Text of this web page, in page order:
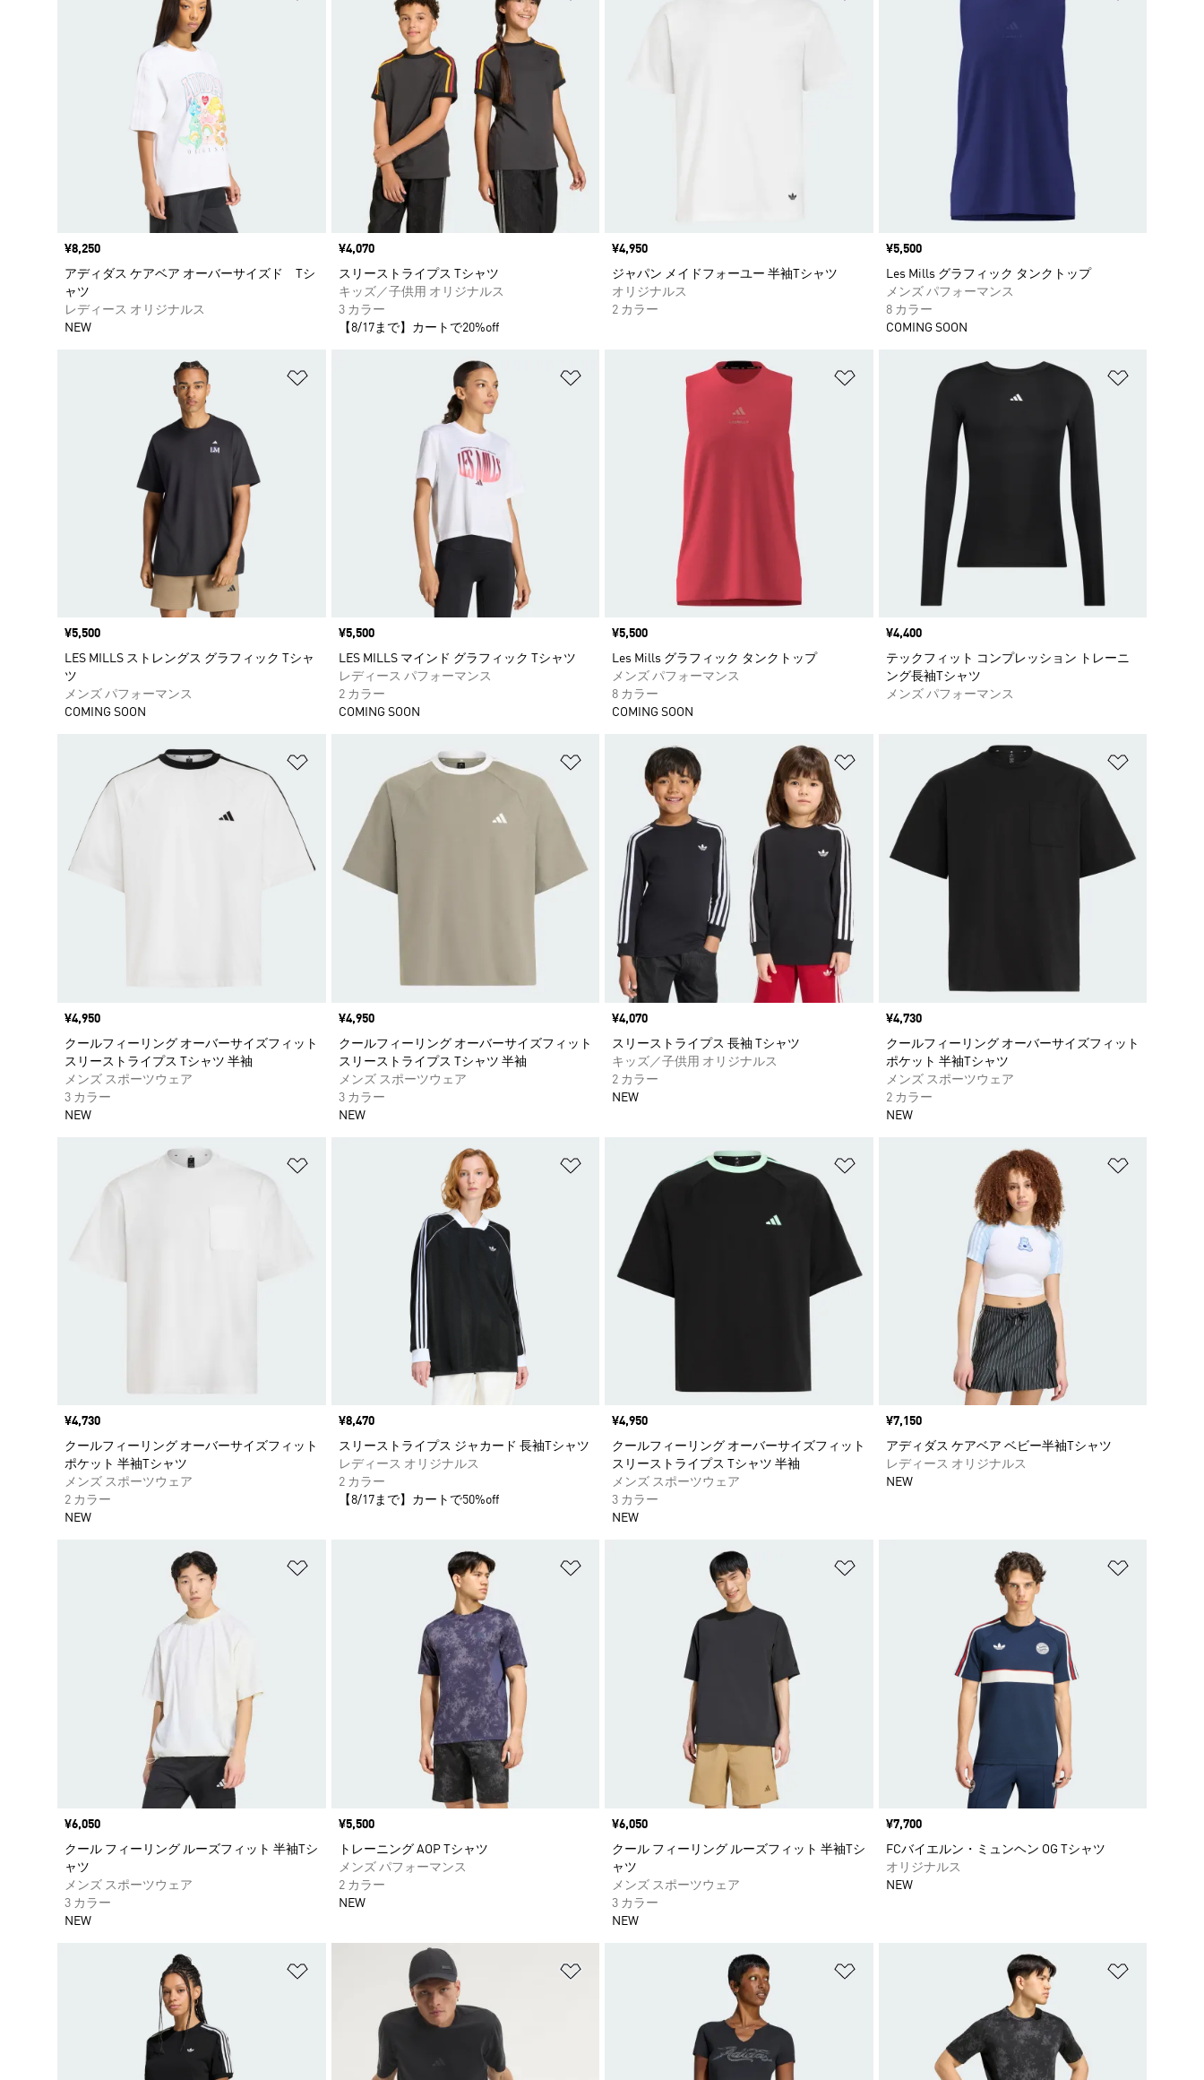
価格
¥8,250
アディダス ケアベア オーバーサイズド Tシ
ャツ
レディース オリジナルス
NEW
価格
¥4,070
スリーストライプス Tシャツ
キッズ／子供用 オリジナルス
3 カラー
【8/17まで】カートで20%off
価格
¥4,950
ジャパン メイドフォーユー 半袖Tシャツ
オリジナルス
2 カラー
価格
¥5,500
Les Mills グラフィック タンクトップ
メンズ パフォーマンス
8 カラー
COMING SOON
ほしいものリストに追加
価格
¥5,500
LES MILLS ストレングス グラフィック Tシャ
ツ
メンズ パフォーマンス
COMING SOON
ほしいものリストに追加
価格
¥5,500
LES MILLS マインド グラフィック Tシャツ
レディース パフォーマンス
2 カラー
COMING SOON
ほしいものリストに追加
価格
¥5,500
Les Mills グラフィック タンクトップ
メンズ パフォーマンス
8 カラー
COMING SOON
価格
¥4,400
テックフィット コンプレッション トレーニ
ング長袖Tシャツ
メンズ パフォーマンス
ほしいものリストに追加
価格
¥4,950
クールフィーリング オーバーサイズフィット
スリーストライプス Tシャツ 半袖
メンズ スポーツウェア
3 カラー
NEW
ほしいものリストに追加
価格
¥4,950
クールフィーリング オーバーサイズフィット
スリーストライプス Tシャツ 半袖
メンズ スポーツウェア
3 カラー
NEW
ほしいものリストに追加
価格
¥4,070
スリーストライプス 長袖 Tシャツ
キッズ／子供用 オリジナルス
2 カラー
NEW
価格
¥4,730
クールフィーリング オーバーサイズフィット
ポケット 半袖Tシャツ
メンズ スポーツウェア
2 カラー
NEW
ほしいものリストに追加
価格
¥4,730
クールフィーリング オーバーサイズフィット
ポケット 半袖Tシャツ
メンズ スポーツウェア
2 カラー
NEW
ほしいものリストに追加
価格
¥8,470
スリーストライプス ジャカード 長袖Tシャツ
レディース オリジナルス
2 カラー
【8/17まで】カートで50%off
ほしいものリストに追加
価格
¥4,950
クールフィーリング オーバーサイズフィット
スリーストライプス Tシャツ 半袖
メンズ スポーツウェア
3 カラー
NEW
価格
¥7,150
アディダス ケアベア ベビー半袖Tシャツ
レディース オリジナルス
NEW
ほしいものリストに追加
価格
¥6,050
クール フィーリング ルーズフィット 半袖Tシ
ャツ
メンズ スポーツウェア
3 カラー
NEW
ほしいものリストに追加
価格
¥5,500
トレーニング AOP Tシャツ
メンズ パフォーマンス
2 カラー
NEW
ほしいものリストに追加
価格
¥6,050
クール フィーリング ルーズフィット 半袖Tシ
ャツ
メンズ スポーツウェア
3 カラー
NEW
価格
¥7,700
FCバイエルン・ミュンヘン OG Tシャツ
オリジナルス
NEW
ほしいものリストに追加 ほしいものリストに追加 ほしいものリストに追加